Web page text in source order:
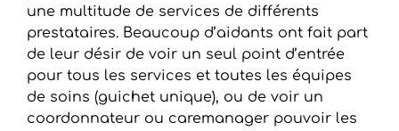
une multitude de services de différents
prestataires. Beaucoup d’aidants ont fait part
de leur désir de voir un seul point d’entrée
pour tous les services et toutes les équipes
de soins (guichet unique), ou de voir un
coordonnateur ou caremanager pouvoir les